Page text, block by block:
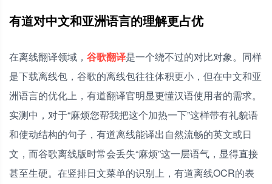
有道对中文和亚洲语言的理解更占优
在离线翻译领域， 谷歌翻译是一个绕不过的对比对象。同样
是下载离线包，谷歌的离线包往往体积更小，但在中文和亚
洲语言的优化上，有道翻译官明显更懂汉语使用者的需求。
实测中，对于“麻烦您帮我把这个加热一下”这样带有礼貌语
和使动结构的句子，有道离线能译出自然流畅的英文或日
文，而谷歌离线版时常会丢失“麻烦”这一层语气，显得直接
甚至生硬。在竖排日文菜单的识别上，有道离线OCR的表